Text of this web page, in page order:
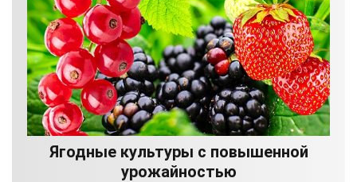
Ягодные культуры с повышенной
урожайностью